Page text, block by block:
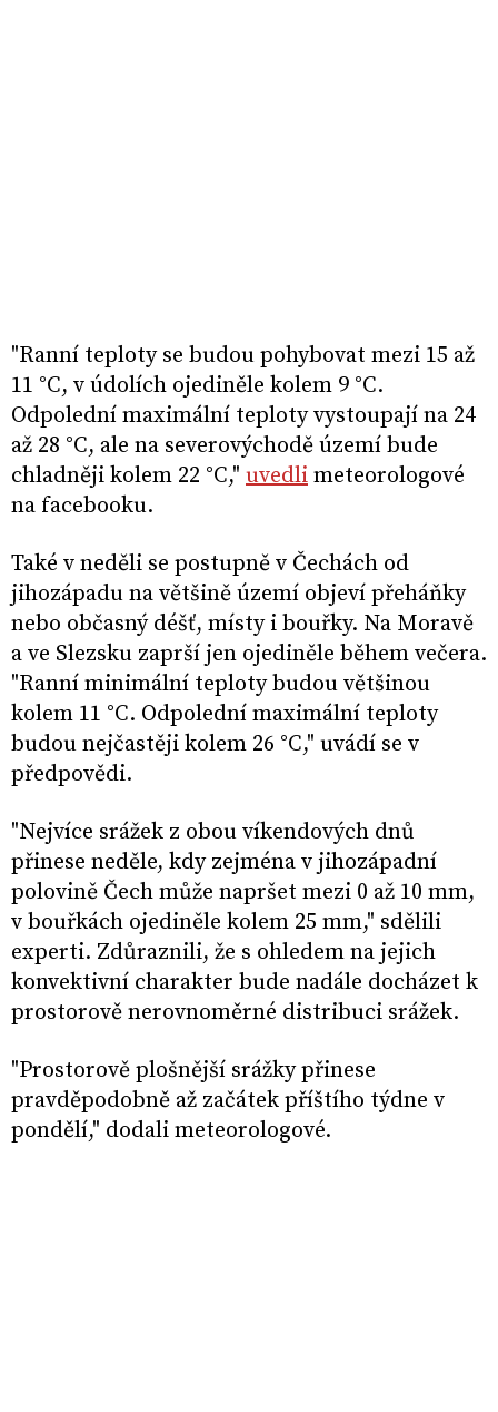
"Ranní teploty se budou pohybovat mezi 15 až
11 °C, v údolích ojediněle kolem 9 °C.
Odpolední maximální teploty vystoupají na 24
až 28 °C, ale na severovýchodě území bude
chladněji kolem 22 °C," uvedli meteorologové
na facebooku.
Také v neděli se postupně v Čechách od
jihozápadu na většině území objeví přeháňky
nebo občasný déšť, místy i bouřky. Na Moravě
a ve Slezsku zaprší jen ojediněle během večera.
"Ranní minimální teploty budou většinou
kolem 11 °C. Odpolední maximální teploty
budou nejčastěji kolem 26 °C," uvádí se v
předpovědi.
"Nejvíce srážek z obou víkendových dnů
přinese neděle, kdy zejména v jihozápadní
polovině Čech může napršet mezi 0 až 10 mm,
v bouřkách ojediněle kolem 25 mm," sdělili
experti. Zdůraznili, že s ohledem na jejich
konvektivní charakter bude nadále docházet k
prostorově nerovnoměrné distribuci srážek.
"Prostorově plošnější srážky přinese
pravděpodobně až začátek příštího týdne v
pondělí," dodali meteorologové.